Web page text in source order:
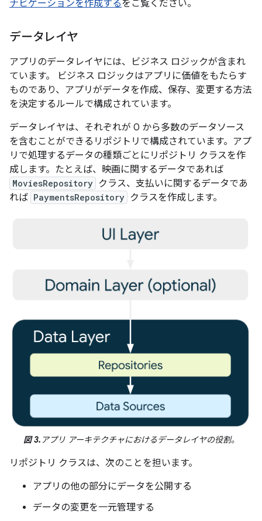
ナビゲーションを作成するをご覧ください。
データレイヤ
アプリのデータレイヤには、ビジネス ロジックが含まれ
ています。
ビジネス ロジックはアプリに価値をもたらす
ものであり、アプリがデータを作成、保存、変更する方法
を決定するルールで構成されています。
データレイヤは、それぞれが 0 から多数のデータソース
を含むことができるリポジトリで構成されています。アプ
リで処理するデータの種類ごとにリポジトリ クラスを作
成します。たとえば、映画に関するデータであれば
MoviesRepository クラス、支払いに関するデータであ
れば PaymentsRepository クラスを作成します。
図 3.アプリ アーキテクチャにおけるデータレイヤの役割。
リポジトリ クラスは、次のことを担います。
アプリの他の部分にデータを公開する
データの変更を一元管理する